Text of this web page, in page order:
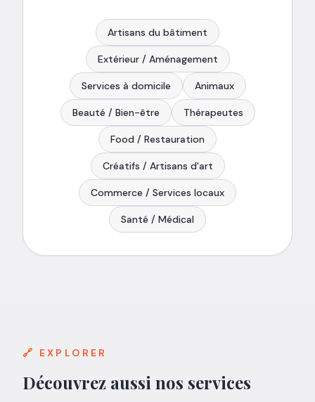
Artisans du bâtiment
Extérieur / Aménagement
Services à domicile Animaux
Beauté / Bien-être Thérapeutes
Food / Restauration
Créatifs / Artisans d'art
Commerce / Services locaux
Santé / Médical
🔗 EXPLORER
Découvrez aussi nos services